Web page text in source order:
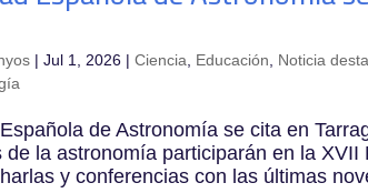
|Jul 1, 2026 |Ciencia Educación Noticia
de Astronomía se cita en
de la astronomía participarán en la
y conferencias con las últimas